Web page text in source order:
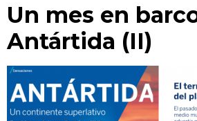
Un mes en
Antártida (II)